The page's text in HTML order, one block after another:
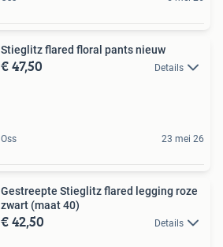
Stieglitz flared floral pants nieuw
€ 47,50 Details
Oss 23 mei 26
Gestreepte Stieglitz flared legging roze
zwart (maat 40)
€ 42,50 Details